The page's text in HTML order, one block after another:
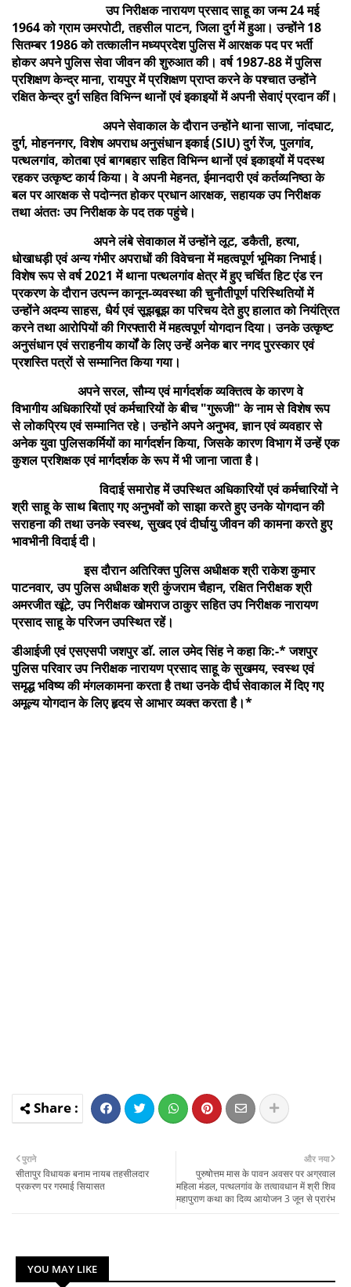
उप निरीक्षक नारायण प्रसाद साहू का जन्म 24 मई
1964 को ग्राम उमरपोटी, तहसील पाटन, जिला दुर्ग में हुआ। उन्होंने 18
सितम्बर 1986 को तत्कालीन मध्यप्रदेश पुलिस में आरक्षक पद पर भर्ती
होकर अपने पुलिस सेवा जीवन की शुरुआत की। वर्ष 1987-88 में पुलिस
प्रशिक्षण केन्द्र माना, रायपुर में प्रशिक्षण प्राप्त करने के पश्चात उन्होंने
रक्षित केन्द्र दुर्ग सहित विभिन्न थानों एवं इकाइयों में अपनी सेवाएं प्रदान कीं।
अपने सेवाकाल के दौरान उन्होंने थाना साजा, नांदघाट,
दुर्ग, मोहननगर, विशेष अपराध अनुसंधान इकाई (SIU) दुर्ग रेंज, पुलगांव,
पत्थलगांव, कोतबा एवं बागबहार सहित विभिन्न थानों एवं इकाइयों में पदस्थ
रहकर उत्कृष्ट कार्य किया। वे अपनी मेहनत, ईमानदारी एवं कर्तव्यनिष्ठा के
बल पर आरक्षक से पदोन्नत होकर प्रधान आरक्षक, सहायक उप निरीक्षक
तथा अंततः उप निरीक्षक के पद तक पहुंचे।
अपने लंबे सेवाकाल में उन्होंने लूट, डकैती, हत्या,
धोखाधड़ी एवं अन्य गंभीर अपराधों की विवेचना में महत्वपूर्ण भूमिका निभाई।
विशेष रूप से वर्ष 2021 में थाना पत्थलगांव क्षेत्र में हुए चर्चित हिट एंड रन
प्रकरण के दौरान उत्पन्न कानून-व्यवस्था की चुनौतीपूर्ण परिस्थितियों में
उन्होंने अदम्य साहस, धैर्य एवं सूझबूझ का परिचय देते हुए हालात को नियंत्रित
करने तथा आरोपियों की गिरफ्तारी में महत्वपूर्ण योगदान दिया। उनके उत्कृष्ट
अनुसंधान एवं सराहनीय कार्यों के लिए उन्हें अनेक बार नगद पुरस्कार एवं
प्रशस्ति पत्रों से सम्मानित किया गया।
अपने सरल, सौम्य एवं मार्गदर्शक व्यक्तित्व के कारण वे
विभागीय अधिकारियों एवं कर्मचारियों के बीच "गुरूजी" के नाम से विशेष रूप
से लोकप्रिय एवं सम्मानित रहे। उन्होंने अपने अनुभव, ज्ञान एवं व्यवहार से
अनेक युवा पुलिसकर्मियों का मार्गदर्शन किया, जिसके कारण विभाग में उन्हें एक
कुशल प्रशिक्षक एवं मार्गदर्शक के रूप में भी जाना जाता है।
विदाई समारोह में उपस्थित अधिकारियों एवं कर्मचारियों ने
श्री साहू के साथ बिताए गए अनुभवों को साझा करते हुए उनके योगदान की
सराहना की तथा उनके स्वस्थ, सुखद एवं दीर्घायु जीवन की कामना करते हुए
भावभीनी विदाई दी।
इस दौरान अतिरिक्त पुलिस अधीक्षक श्री राकेश कुमार
पाटनवार, उप पुलिस अधीक्षक श्री कुंजराम चैहान, रक्षित निरीक्षक श्री
अमरजीत खूंटे, उप निरीक्षक खोमराज ठाकुर सहित उप निरीक्षक नारायण
प्रसाद साहू के परिजन उपस्थित रहें।
डीआईजी एवं एसएसपी जशपुर डाॅ. लाल उमेद सिंह ने कहा कि:-* जशपुर
पुलिस परिवार उप निरीक्षक नारायण प्रसाद साहू के सुखमय, स्वस्थ एवं
समृद्ध भविष्य की मंगलकामना करता है तथा उनके दीर्घ सेवाकाल में दिए गए
अमूल्य योगदान के लिए हृदय से आभार व्यक्त करता है।*
और नया
पुरुषोत्तम मास के पावन अवसर पर अग्रवाल
महिला मंडल, पत्थलगांव के तत्वावधान में श्री शिव
महापुराण कथा का दिव्य आयोजन 3 जून से प्रारंभ
पुराने
सीतापुर विधायक बनाम नायब तहसीलदार
प्रकरण पर गरमाई सियासत
YOU MAY LIKE